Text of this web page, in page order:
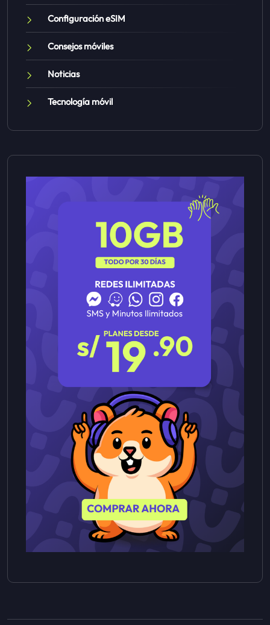
Configuración eSIM
Consejos móviles
Noticias
Tecnología móvil